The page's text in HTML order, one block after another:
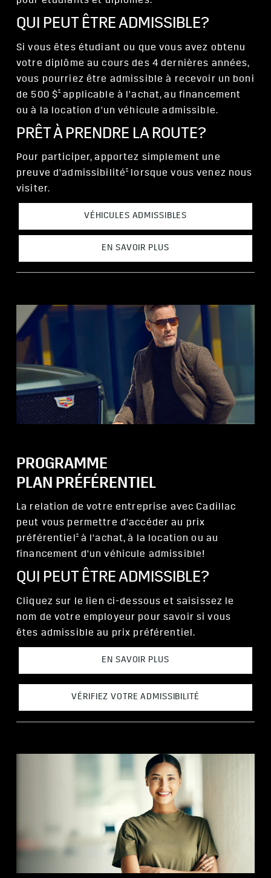
QUI PEUT ÊTRE ADMISSIBLE?
Si vous êtes étudiant ou que vous avez obtenu
votre diplôme au cours des 4 dernières années,
vous pourriez être admissible à recevoir un boni
de 500 $†applicable à l'achat, au financement
ou à la location d'un véhicule admissible.
PRÊT À PRENDRE LA ROUTE?
Pour participer, apportez simplement une
preuve d'admissibilité†lorsque vous venez nous
visiter.
VÉHICULES ADMISSIBLES
EN SAVOIR PLUS
PROGRAMME
PLAN PRÉFÉRENTIEL
La relation de votre entreprise avec Cadillac
peut vous permettre d'accéder au prix
préférentiel†à l'achat, à la location ou au
financement d'un véhicule admissible!
QUI PEUT ÊTRE ADMISSIBLE?
Cliquez sur le lien ci-dessous et saisissez le
nom de votre employeur pour savoir si vous
êtes admissible au prix préférentiel.
EN SAVOIR PLUS
VÉRIFIEZ VOTRE ADMISSIBILITÉ